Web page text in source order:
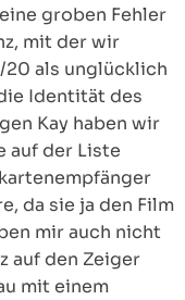
groben Fehler
mit der wir
als unglücklich
Identität des
Kay haben wir
auf der Liste
da sie ja den Film
mir auch nicht
auf den Zeiger
mit einem